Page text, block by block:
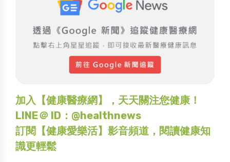
加入【健康醫療網】，天天關注您健康！
LINE＠ ID：@healthnews
訂閱【健康愛樂活】影音頻道，閱讀健康知
識更輕鬆